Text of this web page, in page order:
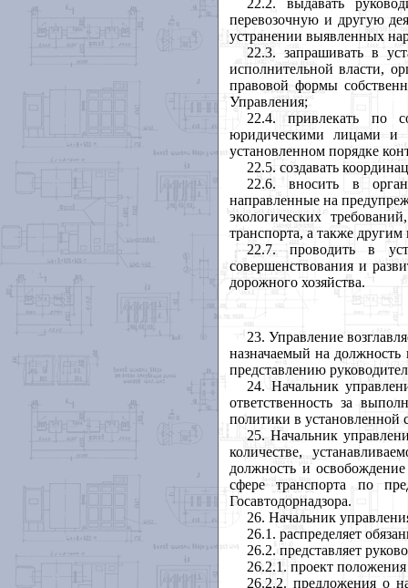
22.2. выдавать
перевозочную и другую
устранении выявленных
22.3. запрашивать в
исполнительной власти,
правовой формы
Управления;
22.4. привлекать по
юридическими лицами и
установленном порядке
22.5. создавать
22.6. вносить в
направленные на
экологических
транспорта, а также
22.7. проводить в
совершенствования и
дорожного хозяйства.
23. Управление
назначаемый на
представлению
24. Начальник
ответственность за
политики в установленной
25. Начальник
количестве,
должность и
сфере транспорта по
Госавтодорнадзора.
26. Начальник
26.1. распределяет
26.2. представляет
26.2.1. проект
26.2.2. предложения о